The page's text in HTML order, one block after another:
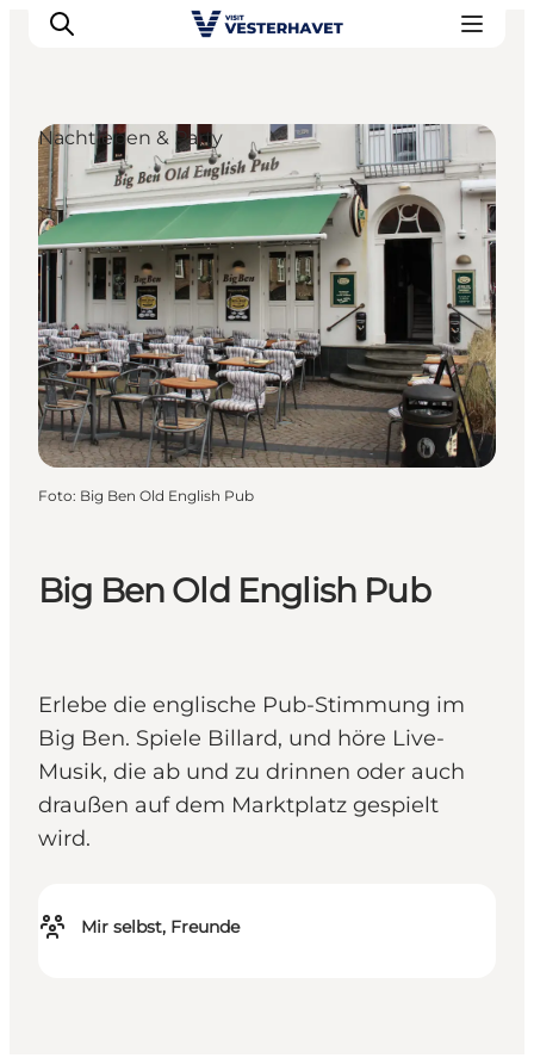
Events
Erlebnisse
Unsere Städte
Essen & Übernachtung
Tickets kaufen
Plane deine Reise
Big Ben Old English Pub
Erlebe die englische Pub-Stimmung im
Big Ben. Spiele Billard, und höre Live-
Musik, die ab und zu drinnen oder auch
draußen auf dem Marktplatz gespielt
wird.
Mir selbst, Freunde
Nachtleben & Party
Foto: Big Ben Old English Pub